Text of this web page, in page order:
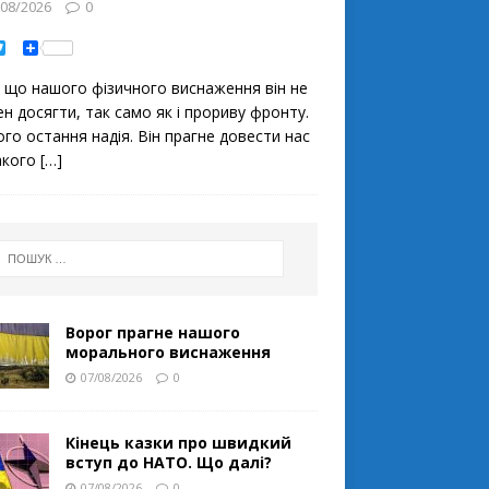
2026 0
T
w
t
t
e
r
S
h
r
e
нашого фізичного виснаження він не
досягти, так само як і прориву фронту.
остання надія. Він прагне довести нас
[…]
Ворог прагне нашого
морального виснаження
07/08/2026 0
Кінець казки про швидкий
вступ до НАТО. Що далі?